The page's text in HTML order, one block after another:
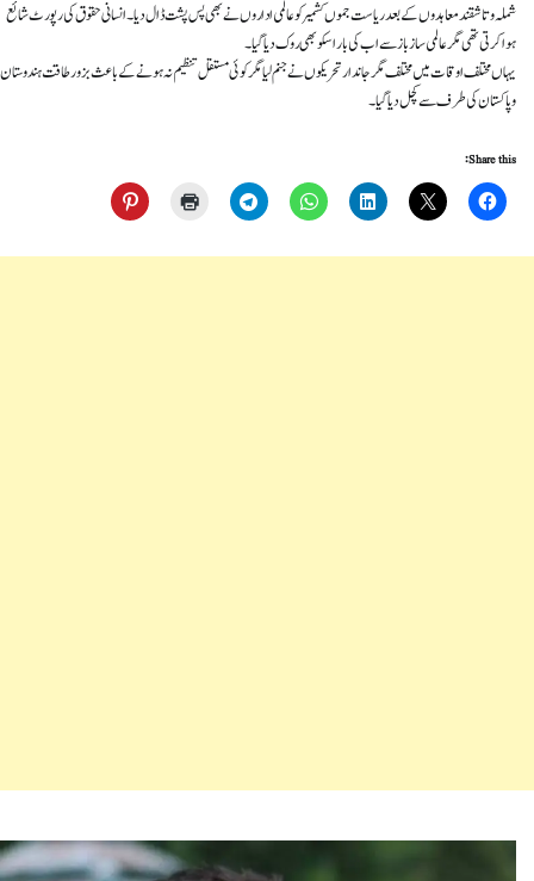
شملہ و تاشقند معاہدوں کے بعد ریاست جموں کشمیر کو عالمی اداروں نے بھی پس پشت ڈال دیا۔ انسانی حقوق کی رپورٹ شائع
ہوا کرتی تھی مگر عالمی ساز باز سے اب کی بار اسکو بھی روک دیا گیا۔
یہاں مختلف اوقات میں مختلف مگر جاندار تحریکوں نے جنم لیا مگر کوئی مستقل تنظیم نہ ہونے کے باعث بزور طاقت ہندوستان
و پاکستان کی طرف سے کچل دیا گیا۔
Share this: